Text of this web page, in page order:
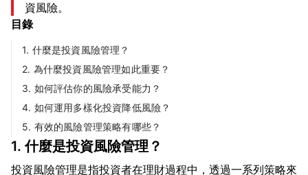
資風險。
目錄
1. 什麼是投資風險管理？
2. 為什麼投資風險管理如此重要？
3. 如何評估你的風險承受能力？
4. 如何運用多樣化投資降低風險？
5. 有效的風險管理策略有哪些？
1. 什麼是投資風險管理？
投資風險管理是指投資者在理財過程中，透過一系列策略來